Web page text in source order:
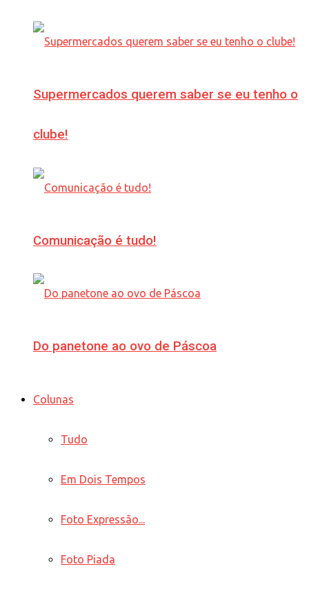
Supermercados querem saber se eu tenho o
clube!
Comunicação é tudo!
Do panetone ao ovo de Páscoa
Colunas
Tudo
Em Dois Tempos
Foto Expressão...
Foto Piada